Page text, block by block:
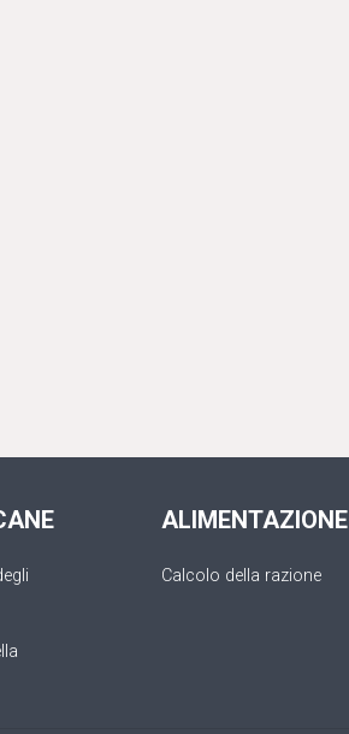
ALIMENTAZIONE
Calcolo della razione